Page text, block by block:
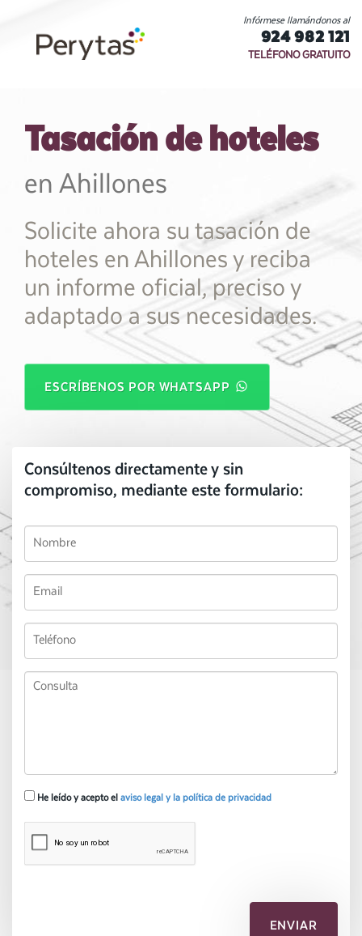
Infórmese llamándonos al
924 982 121
TELÉFONO GRATUITO
Tasación de hoteles
en Ahillones
Solicite ahora su tasación de
hoteles en Ahillones y reciba
un informe oficial, preciso y
adaptado a sus necesidades.
ESCRÍBENOS POR WHATSAPP
Consúltenos directamente y sin
compromiso, mediante este formulario:
He leído y acepto el aviso legal y la política de privacidad